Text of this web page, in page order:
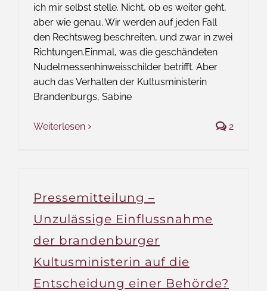
ich mir selbst stelle. Nicht, ob es weiter geht,
aber wie genau. Wir werden auf jeden Fall
den Rechtsweg beschreiten, und zwar in zwei
Richtungen.Einmal, was die geschändeten
Nudelmessenhinweisschilder betrifft. Aber
auch das Verhalten der Kultusministerin
Brandenburgs, Sabine
Weiterlesen 2
Pressemitteilung –
Unzulässige Einflussnahme
der brandenburger
Kultusministerin auf die
Entscheidung einer Behörde?